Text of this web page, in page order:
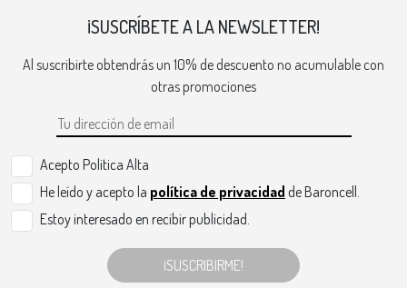
¡SUSCRÍBETE A LA NEWSLETTER!
Al suscribirte obtendrás un 10% de descuento no acumulable con
otras promociones
Acepto Politica Alta
He leído y acepto la política de privacidad de Baroncell.
Estoy interesado en recibir publicidad.
¡SUSCRIBIRME!